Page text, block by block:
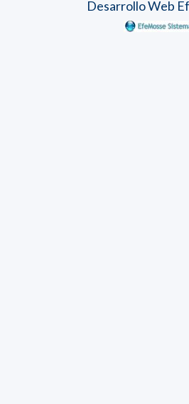
Desarrollo Web